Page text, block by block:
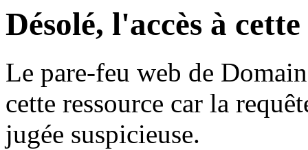
Désolé, l'accès à
Le pare-feu web de
cette ressource car la
jugée suspicieuse.